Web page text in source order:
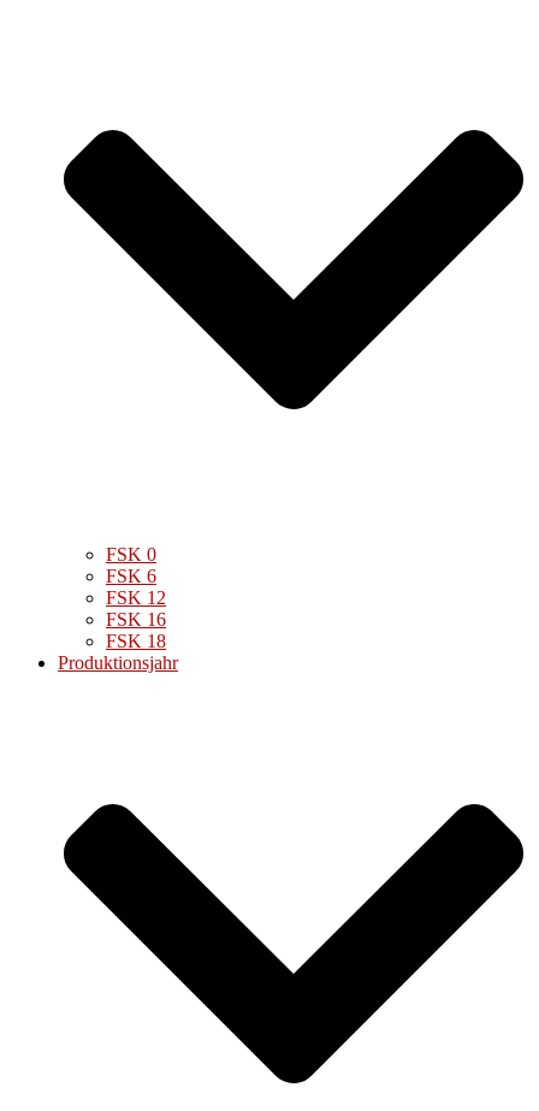
FSK 0
FSK 6
FSK 12
FSK 16
FSK 18
Produktionsjahr